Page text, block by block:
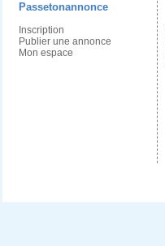
Passetonannonce
Inscription
Publier une annonce
Mon espace